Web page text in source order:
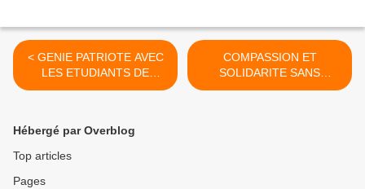
< GENIE PATRIOTE AVEC
LES ETUDIANTS DE
BUKAVU
COMPASSION ET
SOLIDARITE SANS
FRONTIERES >
Hébergé par Overblog
Top articles
Pages